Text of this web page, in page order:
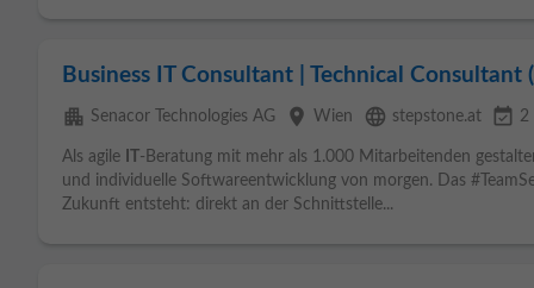
Business IT Consultant | Technical Consultant
apartment Senacor Technologies AG place Wien language stepstone.at event_available 2
Als agile -Beratung mit mehr als 1.000 Mitarbeitenden
und individuelle Softwareentwicklung von morgen. Das
Zukunft entsteht: direkt an der Schnittstelle...